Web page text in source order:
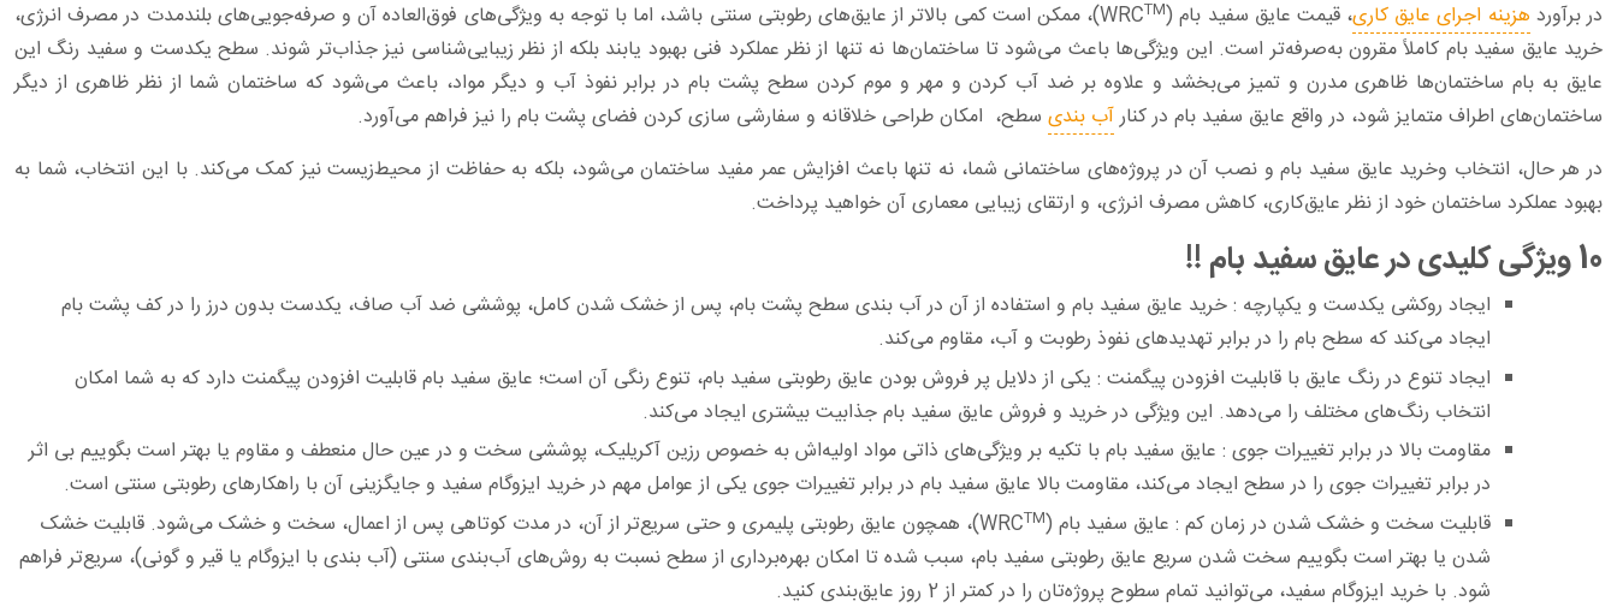
در برآورد هزینه اجرای عایق کاری، قیمت عایق سفید بام (WRCTM
)، ممکن است کمی بالاتر از عایق‌های رطوبتی سنتی باشد، اما با توجه به ویژگی‌های فوق‌العاده آن و صرفه‌جویی‌های بلندمدت در ‏مصرف انرژی،
خرید عایق سفید بام کاملاً مقرون به‌صرفه‌تر است. این ویژگی‌ها باعث می‌شود تا ساختمان‌ها نه تنها از نظر عملکرد فنی بهبود یابند بلکه از ‏نظر زیبایی‌شناسی نیز جذاب‌تر شوند. سطح یکدست و سفید رنگ این
عایق به بام ساختمان‌ها ظاهری مدرن و تمیز می‌بخشد و علاوه بر ضد آب کردن و ‏مهر و موم کردن سطح پشت بام در برابر نفوذ آب و دیگر مواد، باعث می‌شود که ساختمان شما از نظر ظاهری از دیگر
ساختمان‌های اطراف متمایز ‏شود، در واقع عایق سفید بام در کنارآب بندی سطح،‎ ‎‏ امکان طراحی خلاقانه و سفارشی سازی کردن فضای پشت بام را نیز فراهم می‌آورد‎.‎
در هر حال، انتخاب وخرید عایق سفید بام و نصب آن در پروژه‌های ساختمانی شما، نه تنها باعث افزایش عمر مفید ساختمان می‌شود، بلکه به حفاظت از ‏محیط‌زیست نیز کمک می‌کند. با این انتخاب، شما به
بهبود عملکرد ساختمان خود از نظر عایق‌کاری، کاهش مصرف انرژی، و ارتقای زیبایی معماری آن ‏خواهید پرداخت‎.‎
10 ویژگی‌ کلیدی در عایق سفید بام !!‏
ایجاد روکشی یکدست و یکپارچه :خرید عایق سفید بام و استفاده از آن در آب بندی سطح پشت بام، پس از خشک شدن کامل، پوششی ضد آب ‏صاف، یکدست بدون درز را در کف پشت بام
ایجاد می‌کند که سطح بام را در برابر تهدید‌های نفوذ رطوبت و آب، مقاوم می‌کند. ‏
ایجاد تنوع در رنگ عایق با قابلیت افزودن پیگمنت :یکی از دلایل پر فروش بودن عایق رطوبتی سفید بام، تنوع رنگی آن است؛ عایق سفید بام ‏قابلیت افزودن پیگمنت دارد که به شما امکان
انتخاب رنگ‌های مختلف را می‌دهد. این ویژگی در خرید و فروش عایق سفید بام جذابیت بیشتری ‏ایجاد می‌کند.‏
مقاومت بالا در برابر تغییرات جوی :عایق سفید بام با تکیه بر ویژگی‌های ذاتی مواد اولیه‌اش به خصوص رزین آکریلیک، پوششی سخت و در عین ‏حال منعطف و مقاوم یا بهتر است بگوییم بی اثر
در برابر تغییرات جوی را در سطح ایجاد می‌کند، مقاومت بالا عایق سفید بام در برابر تغییرات ‏جوی یکی از عوامل مهم در خرید ایزوگام سفید و جایگزینی آن با راهکارهای رطوبتی سنتی است.‏
قابلیت سخت و خشک شدن در زمان کم :عایق سفید بام (WRCTM
)، همچون عایق رطوبتی پلیمری و حتی سریع‌تر از آن، در مدت کوتاهی پس از اعمال، سخت ‏و خشک می‌شود. قابلیت خشک
شدن یا بهتر است بگوییم سخت شدن سریع عایق رطوبتی سفید بام، سبب شده تا امکان بهره‌برداری از سطح ‏نسبت به روش‌های آب‌بندی سنتی (آب بندی با ایزوگام یا قیر و گونی)، سریع‌تر فراهم
شود. با خرید ایزوگام سفید، می‌توانید تمام سطوح پروژه‌تان ‏را در کمتر از 2 روز عایق‌بندی کنید.‏